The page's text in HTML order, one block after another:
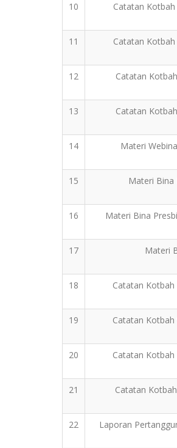
10
Catatan
11
Catatan
12
Catatan
13
Catatan
14
Materi
15
Materi Bina
16
Materi Bina
17
Materi
18
Catatan Kotbah
19
Catatan Kotbah
20
Catatan Kotbah
21
Catatan
22
Laporan